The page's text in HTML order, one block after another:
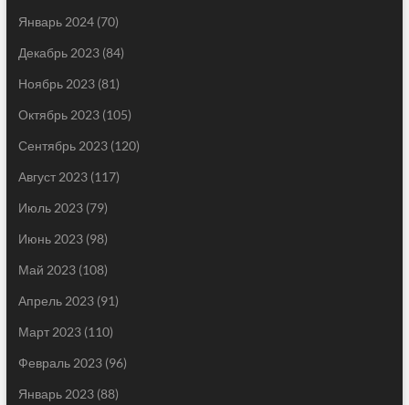
Январь 2024(70)
Декабрь 2023(84)
Ноябрь 2023(81)
Октябрь 2023(105)
Сентябрь 2023(120)
Август 2023(117)
Июль 2023(79)
Июнь 2023(98)
Май 2023(108)
Апрель 2023(91)
Март 2023(110)
Февраль 2023(96)
Январь 2023(88)